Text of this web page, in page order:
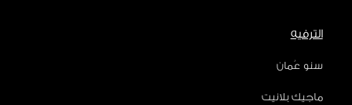
الترفيه
سنو عُمان
ماجيك بلانيت